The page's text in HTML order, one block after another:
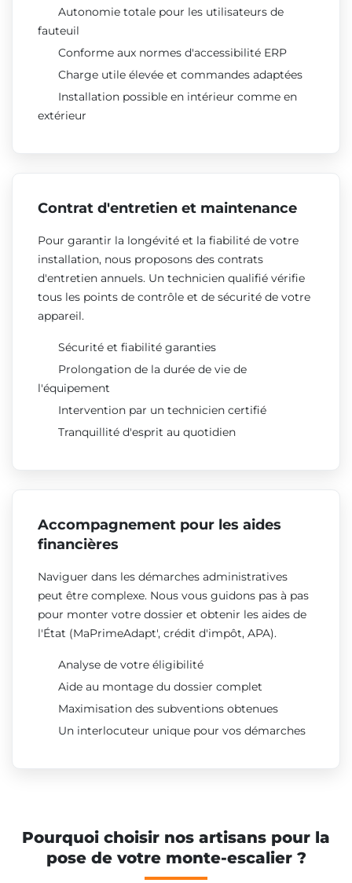
Autonomie totale pour les utilisateurs de
fauteuil
Conforme aux normes d'accessibilité ERP
Charge utile élevée et commandes adaptées
Installation possible en intérieur comme en
extérieur
Contrat d'entretien et maintenance
Pour garantir la longévité et la fiabilité de votre
installation, nous proposons des contrats
d'entretien annuels. Un technicien qualifié vérifie
tous les points de contrôle et de sécurité de votre
appareil.
Sécurité et fiabilité garanties
Prolongation de la durée de vie de
l'équipement
Intervention par un technicien certifié
Tranquillité d'esprit au quotidien
Accompagnement pour les aides
financières
Naviguer dans les démarches administratives
peut être complexe. Nous vous guidons pas à pas
pour monter votre dossier et obtenir les aides de
l'État (MaPrimeAdapt', crédit d'impôt, APA).
Analyse de votre éligibilité
Aide au montage du dossier complet
Maximisation des subventions obtenues
Un interlocuteur unique pour vos démarches
Pourquoi choisir nos artisans pour la
pose de votre monte-escalier ?